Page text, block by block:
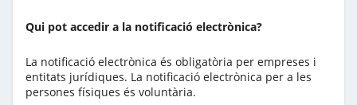
Qui pot accedir a la notificació electrònica?
La notificació electrònica és obligatòria per empreses i
entitats jurídiques. La notificació electrònica per a les
persones físiques és voluntària.